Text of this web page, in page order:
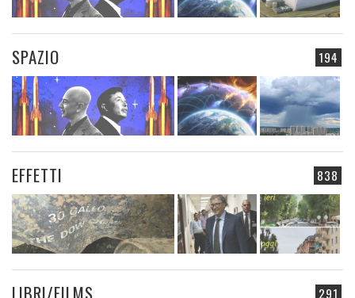
194
SPAZIO
838
EFFETTI
291
LIBRI/FILMS